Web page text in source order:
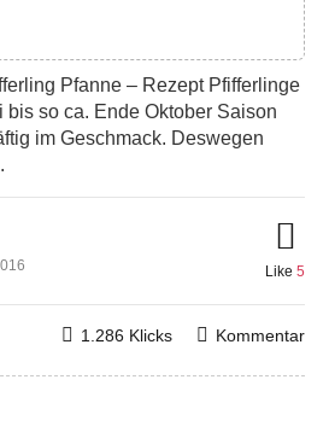
Pfanne – Rezept Pfifferlinge
bis so ca. Ende Oktober Saison
im Geschmack. Deswegen
Like 5
Kommentar
1.286 Klicks